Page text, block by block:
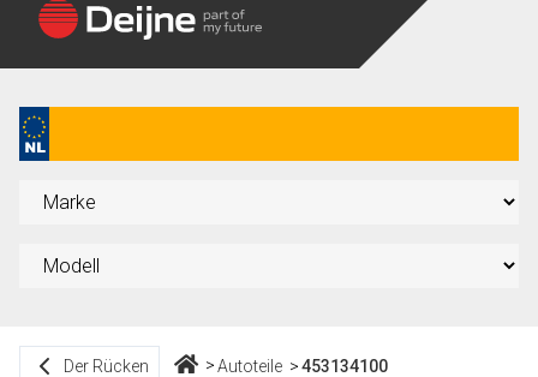
Der Rücken Autoteile 453134100